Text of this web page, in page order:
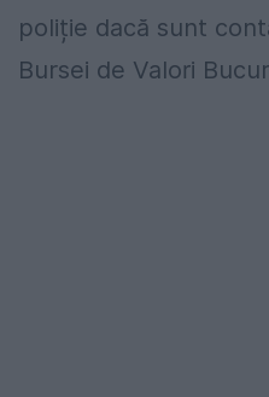
poliție dacă sunt
Bursei de Valori